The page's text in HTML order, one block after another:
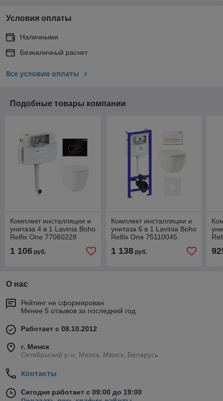
Условия оплаты
Наличными
Безналичный расчет
Все условия оплаты
Подобные товары компании
Комплект инсталляции и
унитаза 4 в 1 Lavinia Boho
Relfix One 77060228
1 106 руб.
Комплект инсталляции и
унитаза 6 в 1 Lavinia Boho
Relfix One 75110045
1 138руб.
О нас
Рейтинг не сформирован
Менее 5 отзывов за последний год
Работает с 08.10.2012
г. Минск
Октябрьский р-н, Минск, Минск, Беларусь
Контакты
Сегодня работает с 09:00 до 19:00